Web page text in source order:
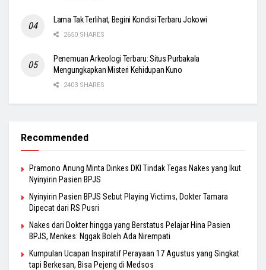
Lama Tak Terlihat, Begini Kondisi Terbaru Jokowi
2650 SHARES
Penemuan Arkeologi Terbaru: Situs Purbakala
Mengungkapkan Misteri Kehidupan Kuno
2403 SHARES
Recommended
Pramono Anung Minta Dinkes DKI Tindak Tegas Nakes yang Ikut
Nyinyirin Pasien BPJS
Nyinyirin Pasien BPJS Sebut Playing Victims, Dokter Tamara
Dipecat dari RS Pusri
Nakes dari Dokter hingga yang Berstatus Pelajar Hina Pasien
BPJS, Menkes: Nggak Boleh Ada Nirempati
Kumpulan Ucapan Inspiratif Perayaan 17 Agustus yang Singkat
tapi Berkesan, Bisa Pejeng di Medsos